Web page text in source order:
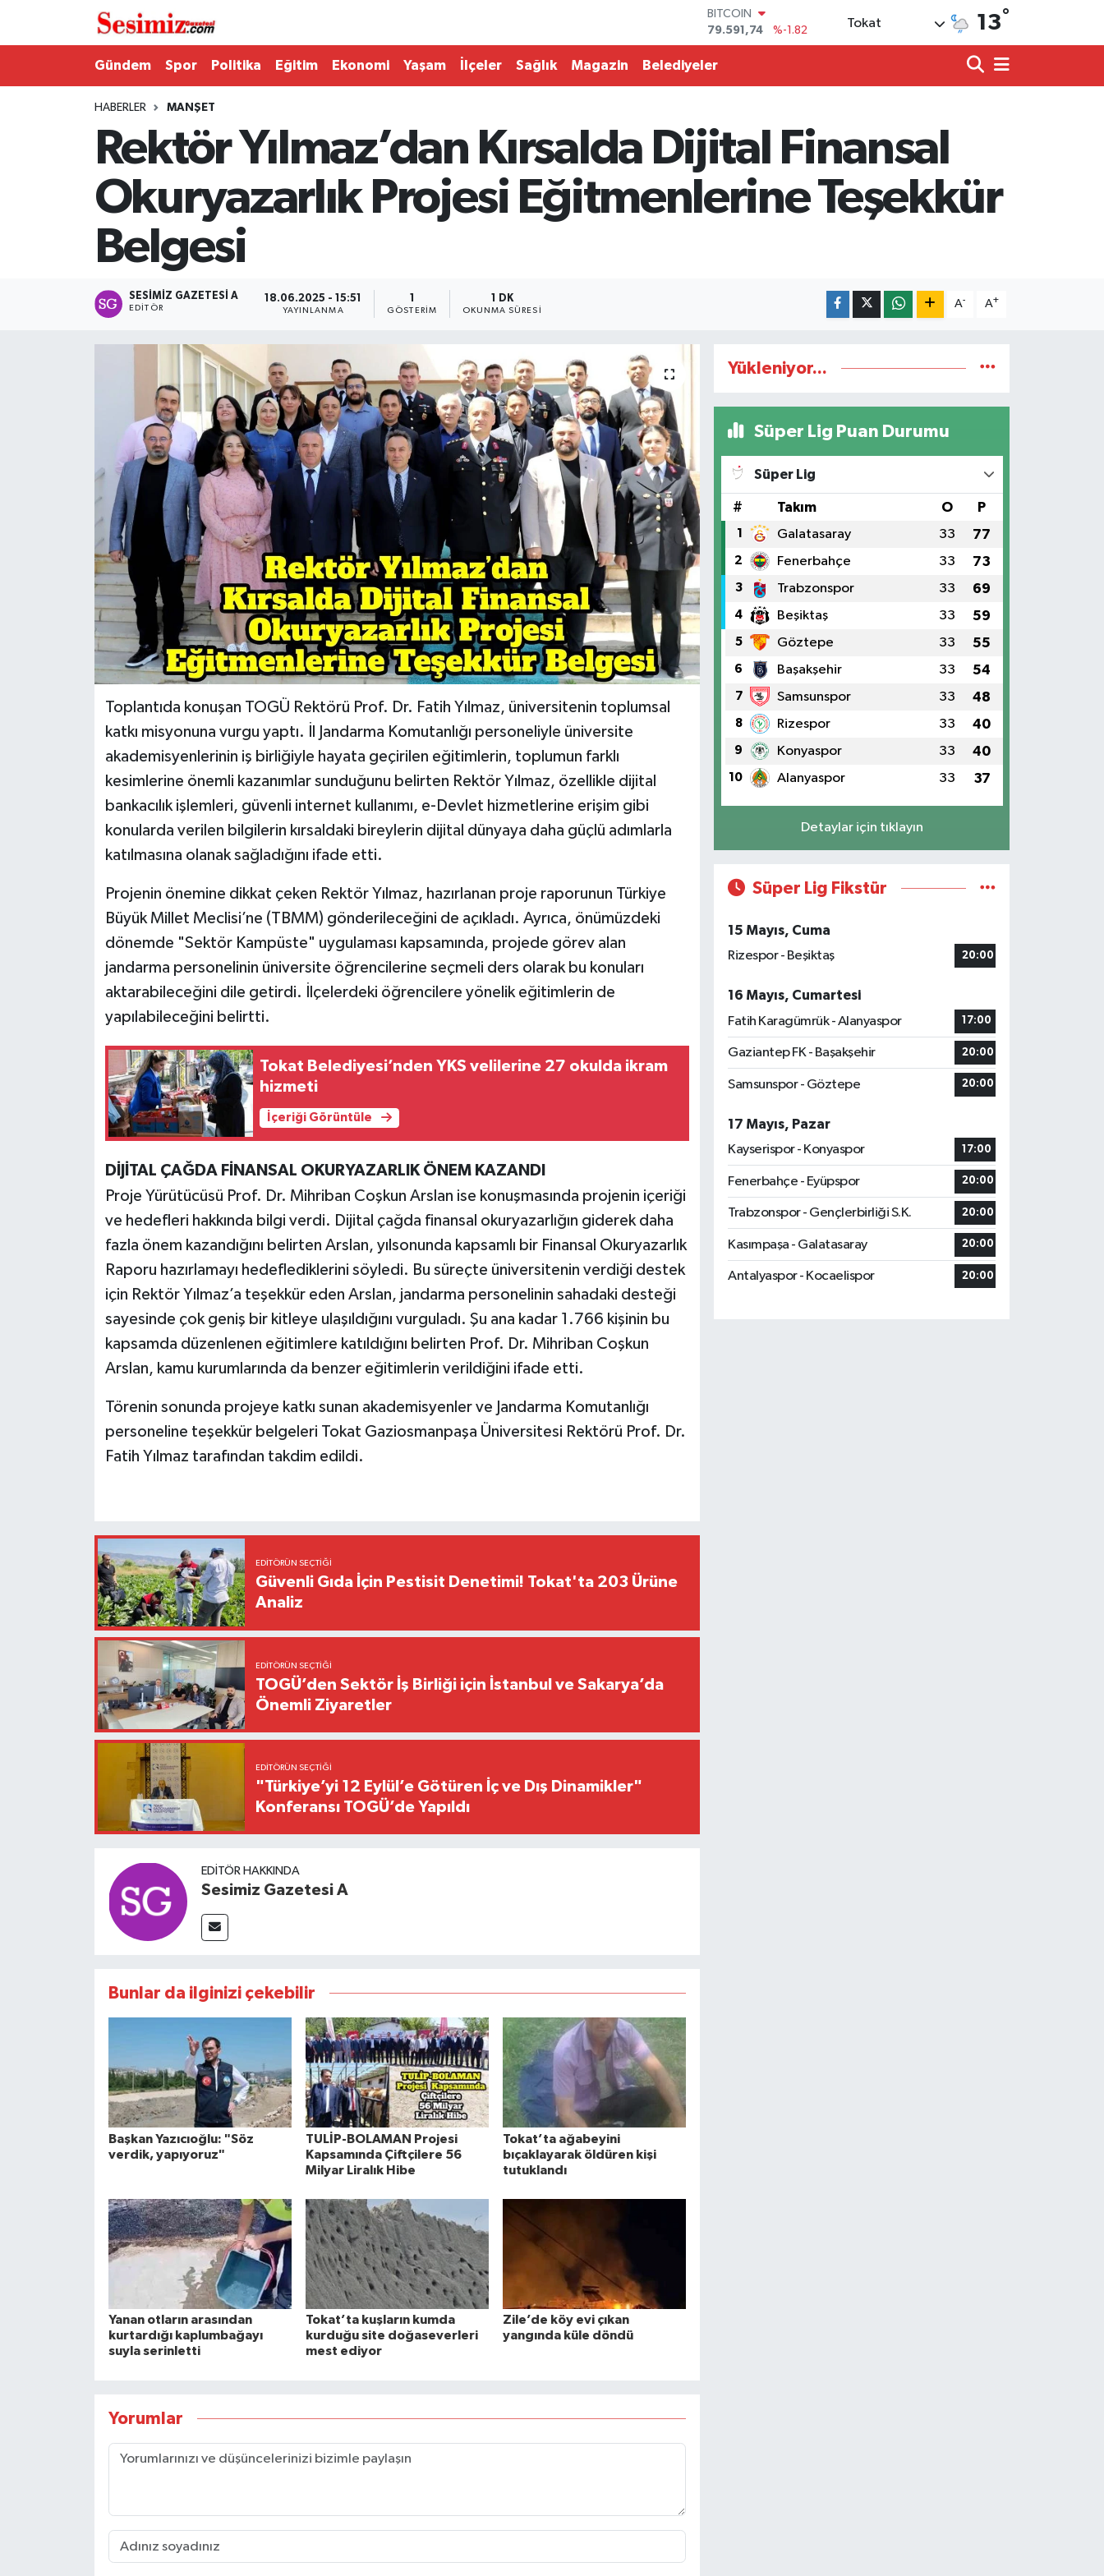
79.591,74
DOLAR
45,43620
%0.02
EURO
G.ALTIN
6862,09000
%0.19
BİST100
14.598,00
Tokat 13°
Gündem Spor Politika Eğitim Ekonomi Yaşam İlçeler Sağlık Magazin Belediyeler
HABERLER MANŞET
Rektör Yılmaz’dan Kırsalda Dijital Finansal
Okuryazarlık Projesi Eğitmenlerine Teşekkür
Belgesi
SESIMIZ GAZETESI A
EDITÖR
18.06.2025 - 15:51
YAYINLANMA
1
GÖSTERIM
1 DK
OKUNMA SÜRESI
A- A+
Toplantıda konuşan TOGÜ Rektörü Prof. Dr. Fatih Yılmaz, üniversitenin toplumsal
katkı misyonuna vurgu yaptı. İl Jandarma Komutanlığı personeliyle üniversite
akademisyenlerinin iş birliğiyle hayata geçirilen eğitimlerin, toplumun farklı
kesimlerine önemli kazanımlar sunduğunu belirten Rektör Yılmaz, özellikle dijital
bankacılık işlemleri, güvenli internet kullanımı, e-Devlet hizmetlerine erişim gibi
konularda verilen bilgilerin kırsaldaki bireylerin dijital dünyaya daha güçlü adımlarla
katılmasına olanak sağladığını ifade etti.
Projenin önemine dikkat çeken Rektör Yılmaz, hazırlanan proje raporunun Türkiye
Büyük Millet Meclisi’ne (TBMM) gönderileceğini de açıkladı. Ayrıca, önümüzdeki
dönemde "Sektör Kampüste" uygulaması kapsamında, projede görev alan
jandarma personelinin üniversite öğrencilerine seçmeli ders olarak bu konuları
aktarabileceğini dile getirdi. İlçelerdeki öğrencilere yönelik eğitimlerin de
yapılabileceğini belirtti.
Tokat Belediyesi’nden YKS velilerine 27 okulda ikram
hizmeti
İçeriği Görüntüle
DİJİTAL ÇAĞDA FİNANSAL OKURYAZARLIK ÖNEM KAZANDI
Proje Yürütücüsü Prof. Dr. Mihriban Coşkun Arslan ise konuşmasında projenin içeriği
ve hedefleri hakkında bilgi verdi. Dijital çağda finansal okuryazarlığın giderek daha
fazla önem kazandığını belirten Arslan, yılsonunda kapsamlı bir Finansal Okuryazarlık
Raporu hazırlamayı hedeflediklerini söyledi. Bu süreçte üniversitenin verdiği destek
için Rektör Yılmaz’a teşekkür eden Arslan, jandarma personelinin sahadaki desteği
sayesinde çok geniş bir kitleye ulaşıldığını vurguladı. Şu ana kadar 1.766 kişinin bu
kapsamda düzenlenen eğitimlere katıldığını belirten Prof. Dr. Mihriban Coşkun
Arslan, kamu kurumlarında da benzer eğitimlerin verildiğini ifade etti.
Törenin sonunda projeye katkı sunan akademisyenler ve Jandarma Komutanlığı
personeline teşekkür belgeleri Tokat Gaziosmanpaşa Üniversitesi Rektörü Prof. Dr.
Fatih Yılmaz tarafından takdim edildi.
EDITÖRÜN SEÇTIĞI
Güvenli Gıda İçin Pestisit Denetimi! Tokat'ta 203 Ürüne
Analiz
EDITÖRÜN SEÇTIĞI
TOGÜ’den Sektör İş Birliği için İstanbul ve Sakarya’da
Önemli Ziyaretler
EDITÖRÜN SEÇTIĞI
"Türkiye’yi 12 Eylül’e Götüren İç ve Dış Dinamikler"
Konferansı TOGÜ’de Yapıldı
EDITÖR HAKKINDA
Sesimiz Gazetesi A
Bunlar da ilginizi çekebilir
Başkan Yazıcıoğlu: "Söz
verdik, yapıyoruz"
TULİP-BOLAMAN Projesi
Kapsamında Çiftçilere 56
Milyar Liralık Hibe
Tokat’ta ağabeyini
bıçaklayarak öldüren kişi
tutuklandı
Yanan otların arasından
kurtardığı kaplumbağayı
suyla serinletti
Tokat’ta kuşların kumda
kurduğu site doğaseverleri
mest ediyor
Zile’de köy evi çıkan
yangında küle döndü
Yorumlar
Yükleniyor...
Süper Lig Puan Durumu
Süper Lig
# Takım O P
1 Galatasaray 33 77
2 Fenerbahçe 33 73
3 Trabzonspor 33 69
4 Beşiktaş 33 59
5 Göztepe 33 55
6 Başakşehir 33 54
7 Samsunspor 33 48
8 Rizespor 33 40
9 Konyaspor 33 40
10 Alanyaspor 33 37
Detaylar için tıklayın
Süper Lig Fikstür
15 Mayıs, Cuma
Rizespor - Beşiktaş
20:00
16 Mayıs, Cumartesi
Fatih Karagümrük - Alanyaspor
17:00
Gaziantep FK - Başakşehir 20:00
Samsunspor - Göztepe 20:00
17 Mayıs, Pazar
Kayserispor - Konyaspor
17:00
Fenerbahçe - Eyüpspor 20:00
Trabzonspor - Gençlerbirliği S.K. 20:00
Kasımpaşa - Galatasaray 20:00
Antalyaspor - Kocaelispor 20:00
Gündem
Politika
Tokat Haberleri
Nöbetçi Eczaneler
Hava Durumu
Namaz Vakitleri
Trafik Durumu
Süper Lig Puan Durumu ve Fikstür
Son Dakika Haberleri